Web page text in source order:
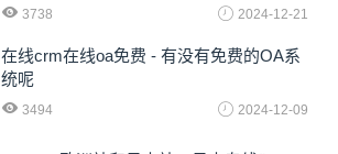
3738 2024-12-21
在线crm在线oa免费 - 有没有免费的OA系
统呢
3494 2024-12-09